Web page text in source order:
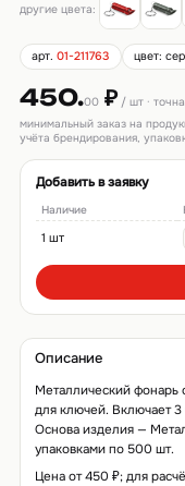
другие цвета:
арт.01-211763 цвет:
450.00₽/ шт ·
минимальный заказ на
учёта брендирования,
Добавить в заявку
Наличие
1 шт
Описание
Металлический фонарь
для ключей. Включает 3
Основа изделия —
упаковками по 500 шт.
Цена от 450 ₽; для